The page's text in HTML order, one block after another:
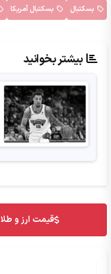
بسکتبال بسکتبال آمریکا
بیشتر بخوانید
قیمت ارز و طلا